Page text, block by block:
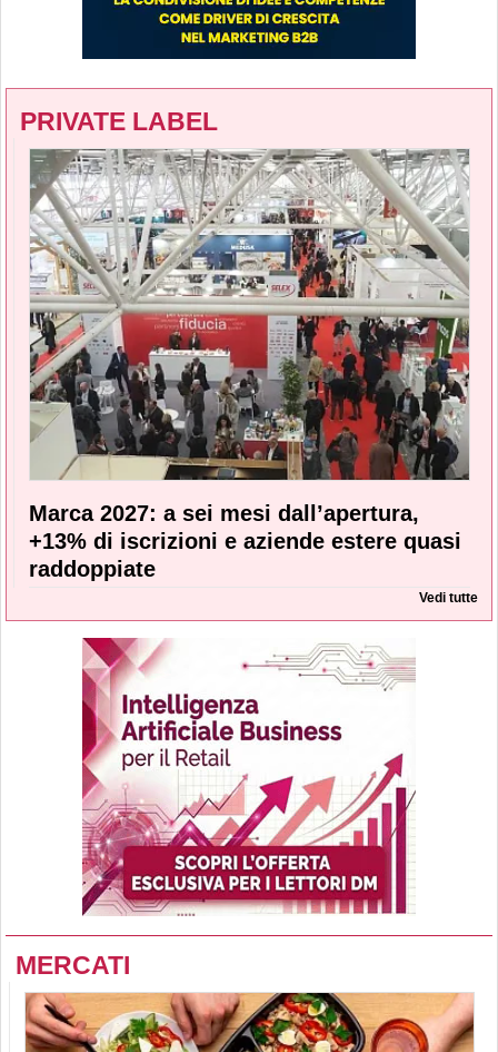
PRIVATE LABEL
Marca 2027: a sei mesi dall’apertura,
+13% di iscrizioni e aziende estere quasi
raddoppiate
Vedi tutte
MERCATI